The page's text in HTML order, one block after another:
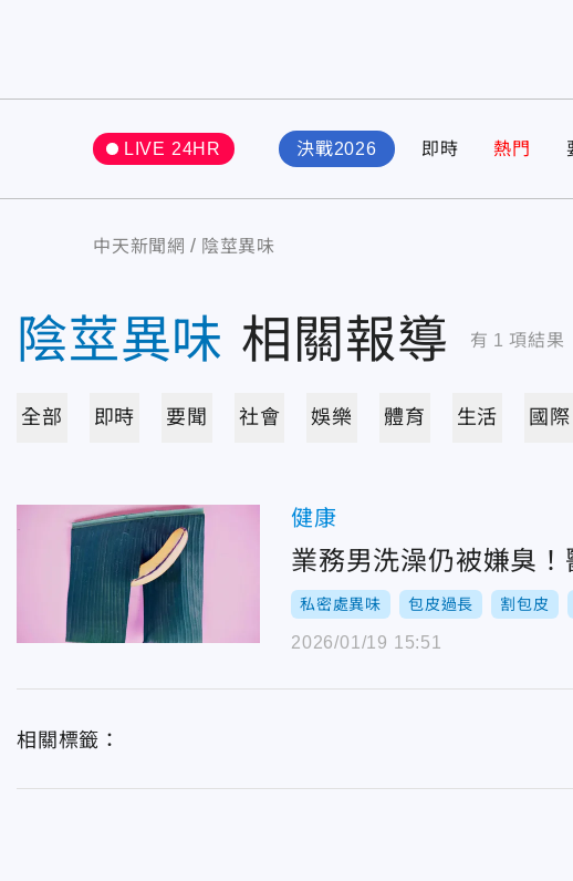
LIVE 24HR 決戰2026 即時 熱門
中天新聞網 陰莖異味
陰莖異味 相關報導 有 1 項結果
全部 即時 要聞 社會 娛樂 體育 生活 國際
健康
業務男洗澡仍被嫌臭
私密處異味 包皮過長 割包皮
2026/01/19 15:51
相關標籤：